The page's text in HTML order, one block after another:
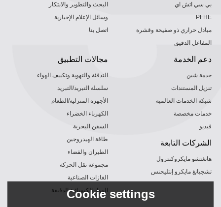
البحث والتطوير والابتكار
وسائل الإعلام الإخبارية
اتصل بنا
بي سي اتش اي
PFHE
مبادل حراري ذو صفيحة وقشرة
المفاعل الدقيق
مجالات التطبيق
التدفئة والتهوية وتكييف الهواء
سلسلة التبريد/التبريد
الأجهزة المنزلية/الطعام
الكهرباء الخضراء
السفن البحرية
طاقة الهيدروجين
الطيران والفضاء
مجموعة نقل الحركة
الغازات الصناعية
المواد الكيميائية الدقيقة
دعم الخدمة
خدمة شين
تنزيل المستندات
شبكة الخدمات العالمية
خدمات مخصصة
فيديو
الشركات التابعة
هانغتشو مايكروكنترول
تشجيانغ مايكرو إنتليجنس
Cookie settings